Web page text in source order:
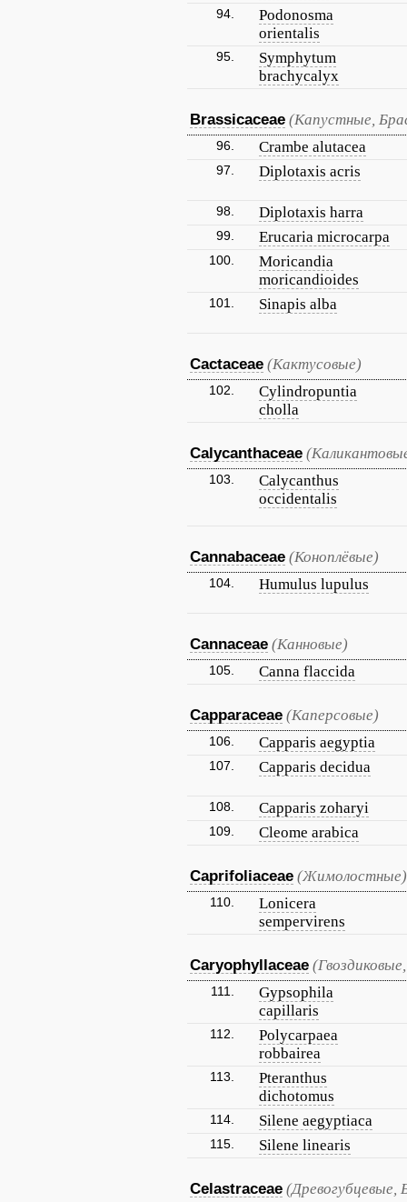
94.
Podonosma
orientalis
95.
Symphytum
brachycalyx
Brassicaceae (Капустные,
96. Crambe alutacea
97. Diplotaxis acris
98. Diplotaxis harra
99. Erucaria microcarpa
100.
Moricandia
moricandioides
101. Sinapis alba
Cactaceae (Кактусовые)
102.
Cylindropuntia
cholla
Calycanthaceae
103.
Calycanthus
occidentalis
Cannabaceae (Коноплёвые)
104. Humulus lupulus
Cannaceae (Канновые)
105. Canna flaccida
Capparaceae (Каперсовые)
106. Capparis aegyptia
107. Capparis decidua
108. Capparis zoharyi
109. Cleome arabica
Caprifoliaceae (Жимолостные)
110.
Lonicera
sempervirens
Caryophyllaceae
111.
Gypsophila
capillaris
112.
Polycarpaea
robbairea
113.
Pteranthus
dichotomus
114. Silene aegyptiaca
115. Silene linearis
Celastraceae (Древогубцевые,